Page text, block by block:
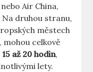
Air China,
Na druhou stranu,
městech
celkově
15 až 20 hodin,
lety.